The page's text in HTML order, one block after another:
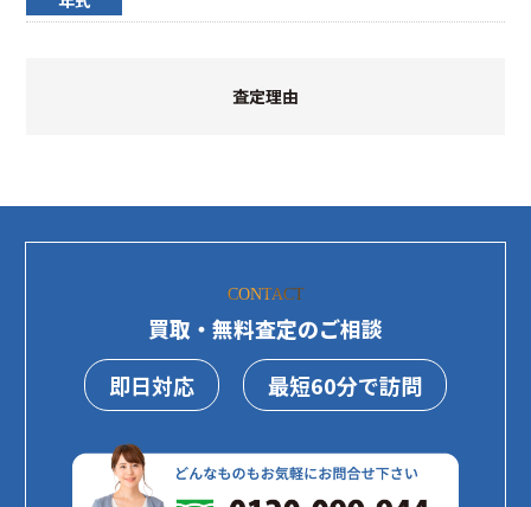
査定理由
CONTACT
買取・無料査定のご相談
即日対応
最短60分で訪問